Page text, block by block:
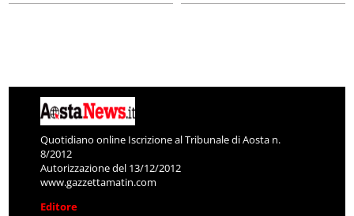
Quotidiano online Iscrizione al Tribunale di Aosta n.
8/2012
Autorizzazione del 13/12/2012
www.gazzettamatin.com
Editore